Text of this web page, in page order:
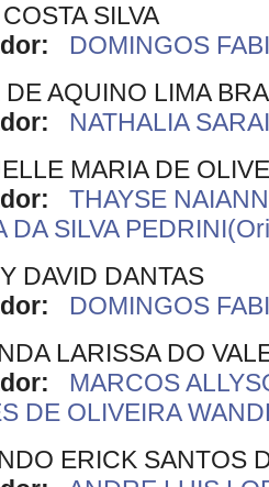
SILVA
DOMINGOS
DE AQUINO LIMA
NATHALIA
MARIA DE
THAYSE
DA SILVA
DAVID DANTAS
DOMINGOS
LARISSA DO
MARCOS
DE OLIVEIRA
ERICK SANTOS